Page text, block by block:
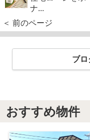
ナ...
＜ 前のページ
ブロ
おすすめ物件